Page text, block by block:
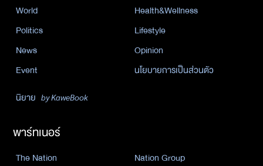
World
Health&Wellness
Politics
Lifestyle
News
Opinion
Event
นโยบายการเป็นส่วนตัว
นิยาย by KaweBook
พาร์ทเนอร์
The Nation
Nation Group